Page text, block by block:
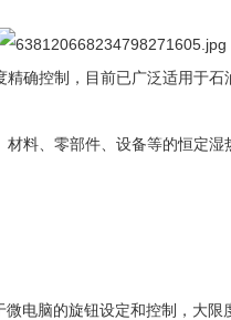
确控制，目前已广泛适用于
、零部件、设备等的恒定湿
电脑的旋钮设定和控制，大限